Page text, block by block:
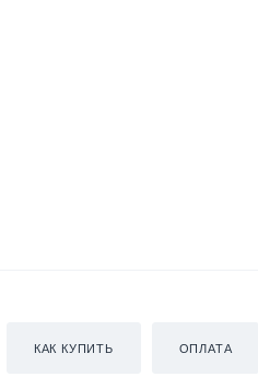
КАК КУПИТЬ ОПЛАТА